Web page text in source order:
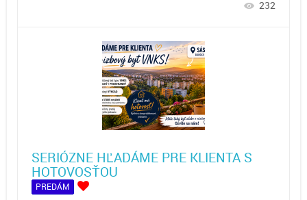
232
SERIÓZNE HĽADÁME PRE KLIENTA S
HOTOVOSŤOU
PREDÁM